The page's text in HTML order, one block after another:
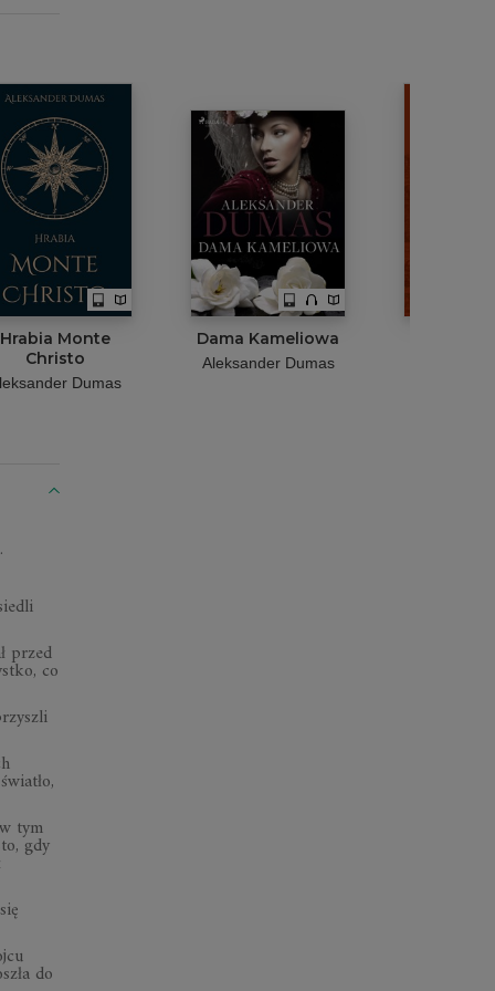
Hrabia Monte
Christo
Dumas
Dama Kameliowa
Aleksander Dumas
przed
co
tym
gdy
do